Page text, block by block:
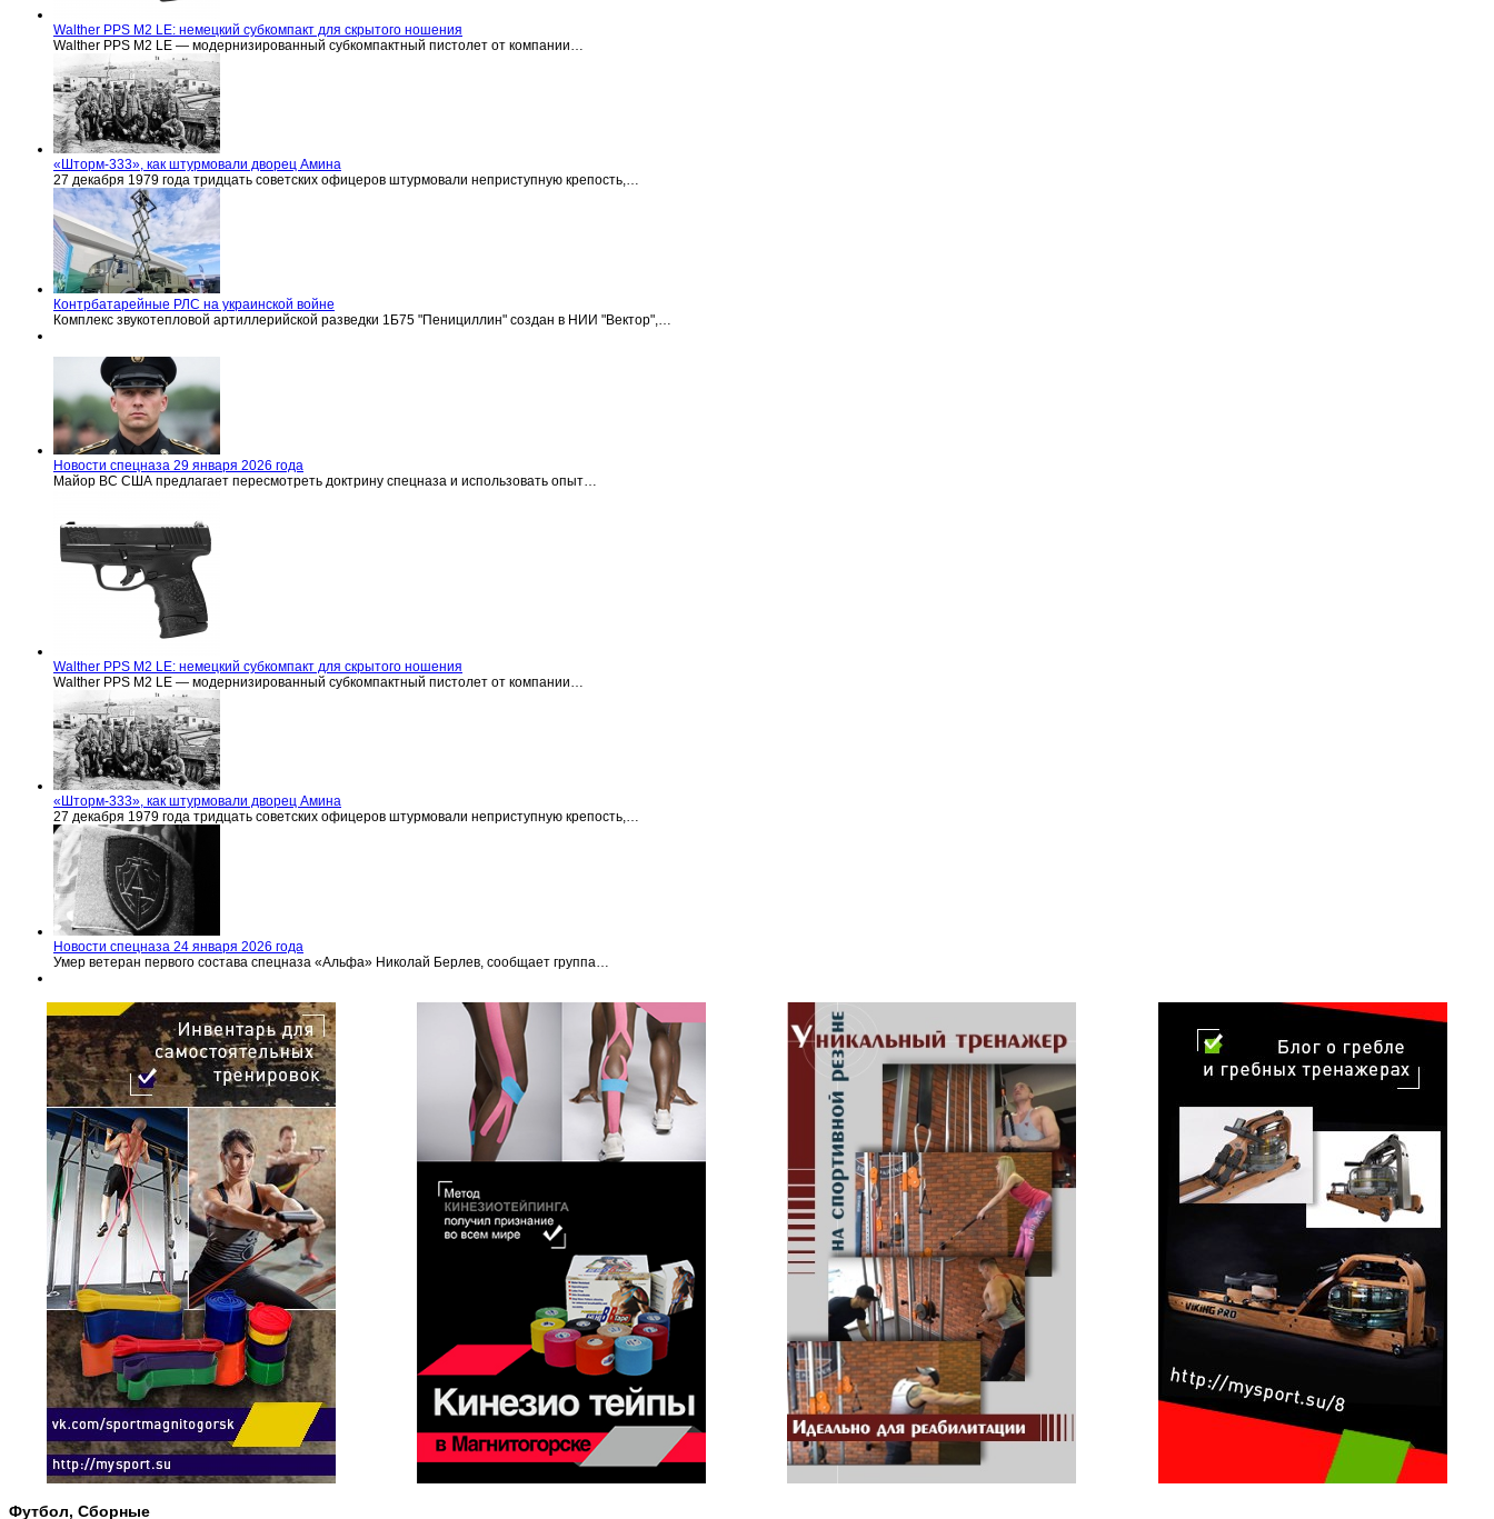
Walther PPS M2 LE: немецкий субкомпакт для скрытого ношения
Walther PPS M2 LE — модернизированный субкомпактный пистолет от компании…
«Шторм-333», как штурмовали дворец Амина
27 декабря 1979 года тридцать советских офицеров штурмовали неприступную крепость,…
Контрбатарейные РЛС на украинской войне
Комплекс звукотепловой артиллерийской разведки 1Б75 "Пенициллин" создан в НИИ "Вектор",…
Новости спецназа 29 января 2026 года
Майор ВС США предлагает пересмотреть доктрину спецназа и использовать опыт…
Walther PPS M2 LE: немецкий субкомпакт для скрытого ношения
Walther PPS M2 LE — модернизированный субкомпактный пистолет от компании…
«Шторм-333», как штурмовали дворец Амина
27 декабря 1979 года тридцать советских офицеров штурмовали неприступную крепость,…
Новости спецназа 24 января 2026 года
Умер ветеран первого состава спецназа «Альфа» Николай Берлев, сообщает группа…
Футбол, Сборные